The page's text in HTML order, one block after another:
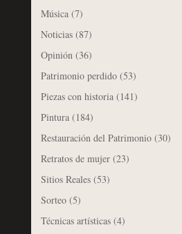
Música(7)
Noticias(87)
Opinión (36)
Patrimonio perdido(53)
Piezas con historia(141)
Pintura(184)
Restauración del Patrimonio(30)
Retratos de mujer(23)
Sitios Reales(53)
Sorteo(5)
Técnicas artísticas(4)